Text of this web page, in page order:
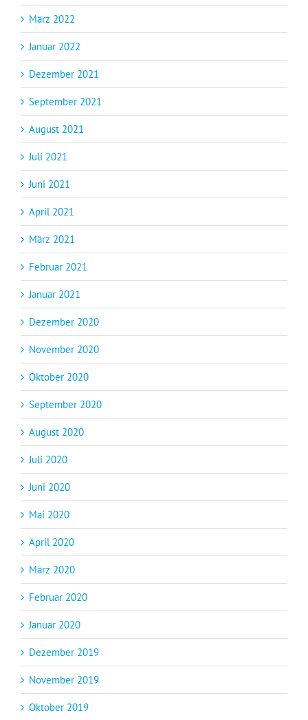
März 2022
Januar 2022
Dezember 2021
September 2021
August 2021
Juli 2021
Juni 2021
April 2021
März 2021
Februar 2021
Januar 2021
Dezember 2020
November 2020
Oktober 2020
September 2020
August 2020
Juli 2020
Juni 2020
Mai 2020
April 2020
März 2020
Februar 2020
Januar 2020
Dezember 2019
November 2019
Oktober 2019